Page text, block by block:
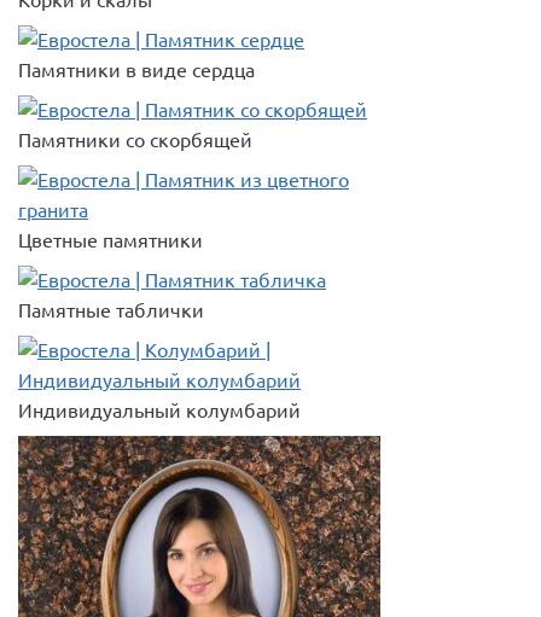
Памятники в виде сердца
Памятники со скорбящей
Цветные памятники
Памятные таблички
Индивидуальный колумбарий